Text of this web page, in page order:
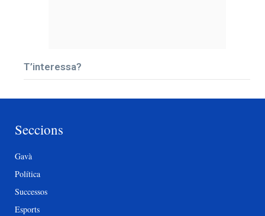
T’interessa?
Seccions
Gavà
Política
Successos
Esports